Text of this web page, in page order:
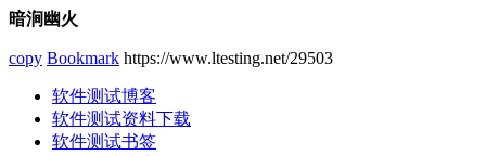
暗涧幽火
copy Bookmark https://www.ltesting.net/29503
软件测试博客
软件测试资料下载
软件测试书签